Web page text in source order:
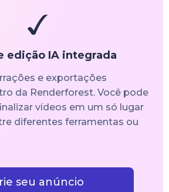
edição IA integrada
e exportações
da Renderforest. Você pode
vídeos em um só lugar
diferentes ferramentas ou
seu anúncio